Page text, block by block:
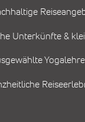
Unterkünfte &